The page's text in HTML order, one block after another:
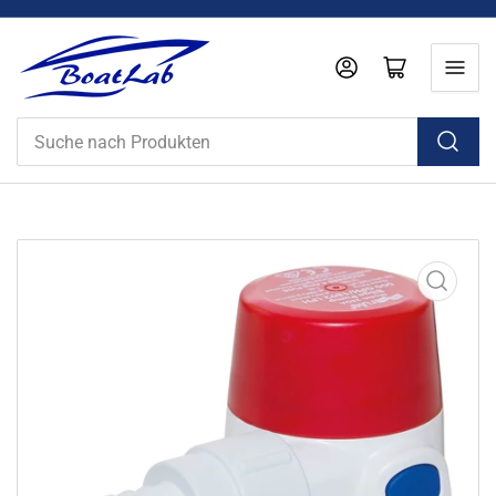
nach
Produkten
AnmeldenMini-Warenkorb öffnen